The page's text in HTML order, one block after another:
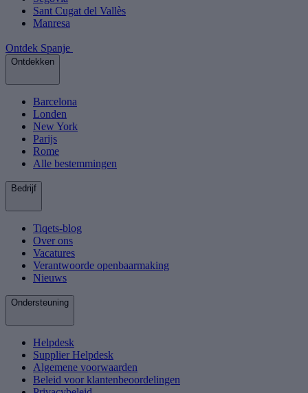
Sant Cugat del Vallès
Manresa
Ontdek Spanje
Ontdekken
Barcelona
Londen
New York
Parijs
Rome
Alle bestemmingen
Bedrijf
Tiqets-blog
Over ons
Vacatures
Verantwoorde openbaarmaking
Nieuws
Ondersteuning
Helpdesk
Supplier Helpdesk
Algemene voorwaarden
Beleid voor klantenbeoordelingen